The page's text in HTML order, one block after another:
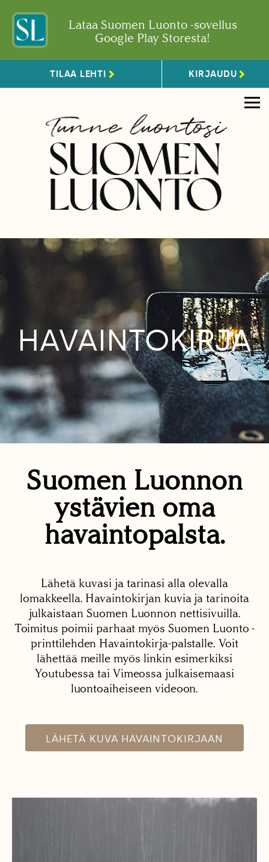
Lataa Suomen Luonto -sovellus
Google Play Storesta!
TILAA LEHTI KIRJAUDU
HAVAINTOKIRJA
Suomen Luonnon
ystävien oma
havaintopalsta.
Lähetä kuvasi ja tarinasi alla olevalla
lomakkeella. Havaintokirjan kuvia ja tarinoita
julkaistaan Suomen Luonnon nettisivuilla.
Toimitus poimii parhaat myös Suomen Luonto -
printtilehden Havaintokirja-palstalle. Voit
lähettää meille myös linkin esimerkiksi
Youtubessa tai Vimeossa julkaisemaasi
luontoaiheiseen videoon.
LÄHETÄ KUVA HAVAINTOKIRJAAN